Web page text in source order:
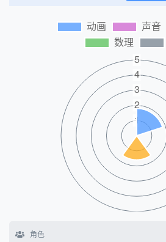
角色